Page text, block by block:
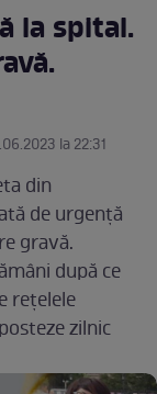
la spital.
la 22:31
din
de urgență
gravă.
după ce
rețelele
zilnic